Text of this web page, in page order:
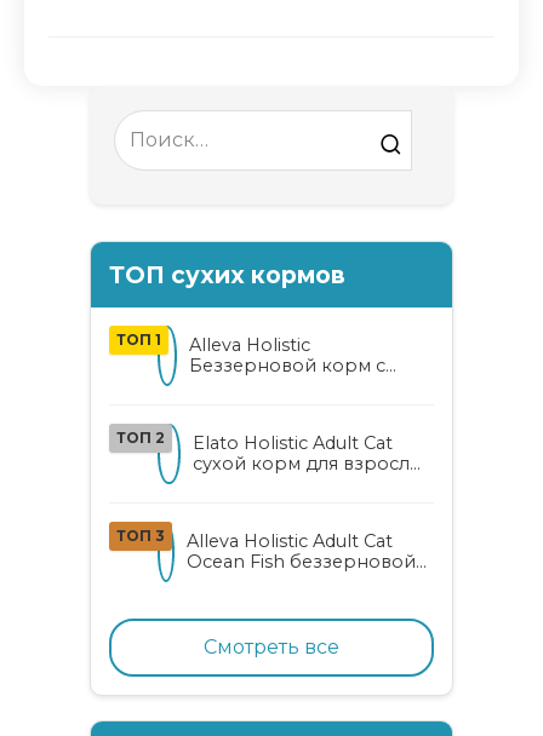
Search
for:
ТОП сухих кормов
ТОП 1
Alleva Holistic
Беззерновой корм с
ТОП 2
Elato Holistic Adult Cat
сухой корм для взрослых
ТОП 3
Alleva Holistic Adult Cat
Ocean Fish беззерновой
рыбой, коноплей и алоэ
вера
Смотреть все